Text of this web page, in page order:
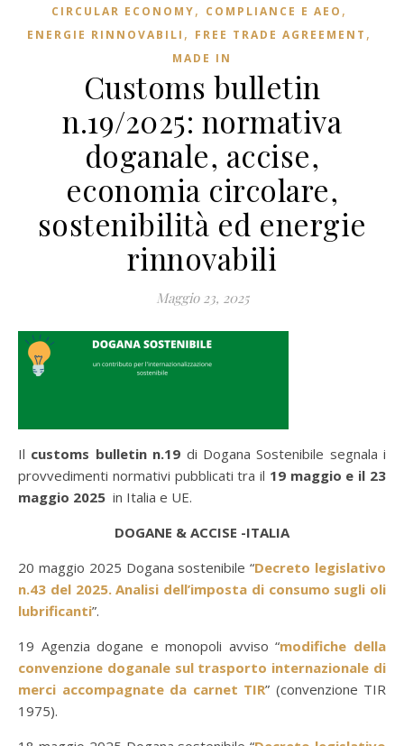
CIRCULAR ECONOMY, COMPLIANCE E AEO ,
ENERGIE RINNOVABILI , FREE TRADE AGREEMENT ,
MADE IN
Customs bulletin
n.19/2025: normativa
doganale, accise,
economia circolare,
sostenibilità ed energie
rinnovabili
Maggio 23, 2025
Il customs bulletin n.19 di Dogana Sostenibile segnala i
provvedimenti normativi pubblicati tra il 19 maggio e il 23
maggio 2025 in Italia e UE.
DOGANE & ACCISE -ITALIA
20 maggio 2025 Dogana sostenibile “Decreto legislativo
n.43 del 2025. Analisi dell’imposta di consumo sugli oli
lubrificanti”.
19 Agenzia dogane e monopoli avviso “modifiche della
convenzione doganale sul trasporto internazionale di
merci accompagnate da carnet TIR” (convenzione TIR
1975).